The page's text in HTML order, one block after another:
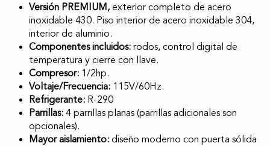
Versión PREMIUM,exterior completo de acero
inoxidable 430. Piso interior de acero inoxidable 304,
interior de aluminio.
Componentes incluidos:rodos, control digital de
temperatura y cierre con llave.
Compresor: 1/2hp.
Voltaje/Frecuencia: 115V/60Hz.
Refrigerante: R-290
Parrillas:4 parrillas planas (parrillas adicionales son
opcionales).
Mayor aislamiento:diseño moderno con puerta sólida